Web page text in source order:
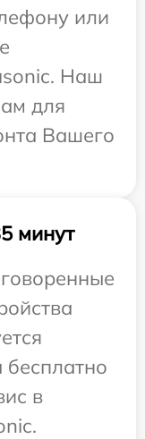
или
Наш
для
Вашего
минут
в